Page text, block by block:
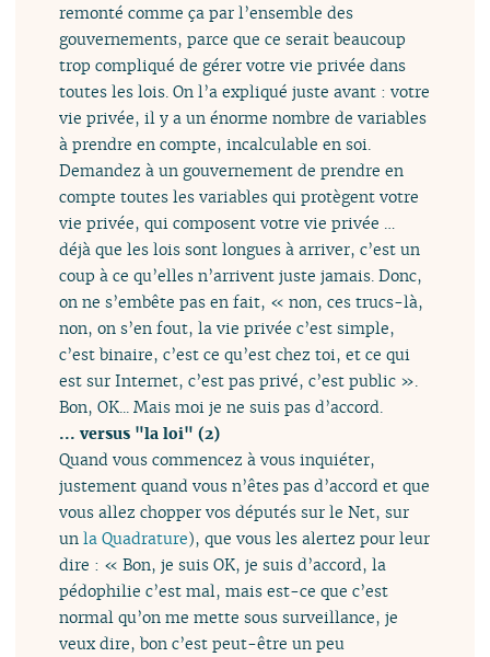
remonté comme ça par l’ensemble des
gouvernements, parce que ce serait beaucoup
trop compliqué de gérer votre vie privée dans
toutes les lois. On l’a expliqué juste avant : votre
vie privée, il y a un énorme nombre de variables
à prendre en compte, incalculable en soi.
Demandez à un gouvernement de prendre en
compte toutes les variables qui protègent votre
vie privée, qui composent votre vie privée …
déjà que les lois sont longues à arriver, c’est un
coup à ce qu’elles n’arrivent juste jamais. Donc,
on ne s’embête pas en fait, « non, ces trucs-là,
non, on s’en fout, la vie privée c’est simple,
c’est binaire, c’est ce qu’est chez toi, et ce qui
est sur Internet, c’est pas privé, c’est public ».
Bon, OK... Mais moi je ne suis pas d’accord.
... versus "la loi" (2)
Quand vous commencez à vous inquiéter,
justement quand vous n’êtes pas d’accord et que
vous allez chopper vos députés sur le Net, sur
unla Quadrature), que vous les alertez pour leur
dire : « Bon, je suis OK, je suis d’accord, la
pédophilie c’est mal, mais est-ce que c’est
normal qu’on me mette sous surveillance, je
veux dire, bon c’est peut-être un peu